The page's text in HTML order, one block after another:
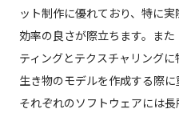
ット制作に優れており、特に
効率の良さが際立ちます。ま
ティングとテクスチャリング
生き物のモデルを作成する際に
それぞれのソフトウェアには